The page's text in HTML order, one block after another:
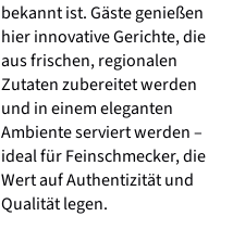
bekannt ist. Gäste genießen
hier innovative Gerichte, die
aus frischen, regionalen
Zutaten zubereitet werden
und in einem eleganten
Ambiente serviert werden –
ideal für Feinschmecker, die
Wert auf Authentizität und
Qualität legen.